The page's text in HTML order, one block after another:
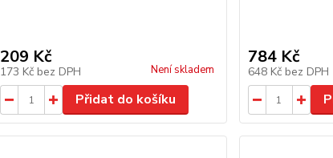
209 Kč
173 Kč bez DPH Není skladem
Přidat do košíku
784 Kč
648 Kč bez DPH